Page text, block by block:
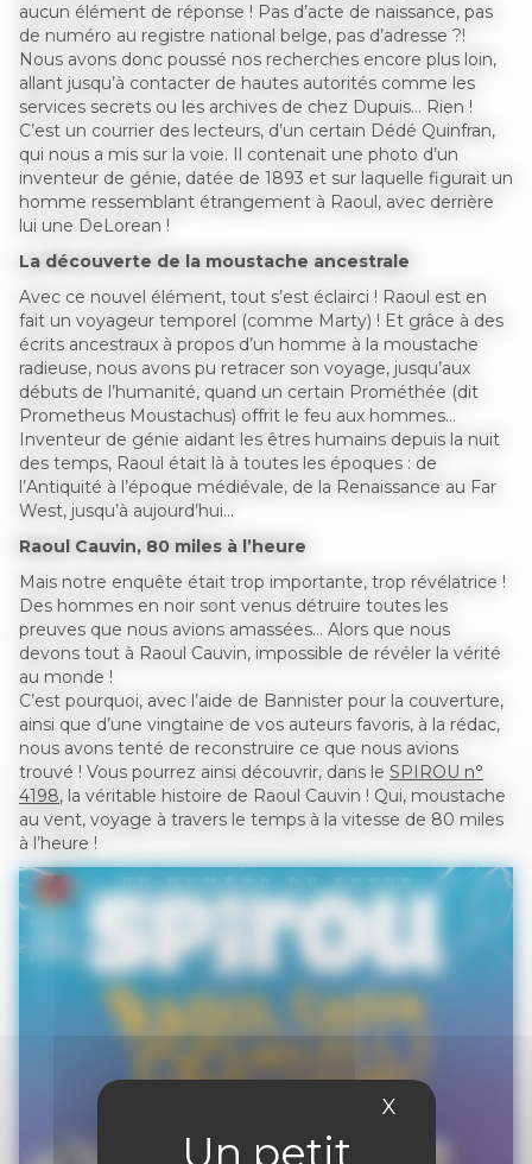
X Masquer le
aucun élément de réponse ! Pas d’acte de naissance, pas
de numéro au registre national belge, pas d’adresse ?!
Nous avons donc poussé nos recherches encore plus loin,
allant jusqu’à contacter de hautes autorités comme les
services secrets ou les archives de chez Dupuis… Rien !
C’est un courrier des lecteurs, d’un certain Dédé Quinfran,
qui nous a mis sur la voie. Il contenait une photo d’un
inventeur de génie, datée de 1893 et sur laquelle figurait un
homme ressemblant étrangement à Raoul, avec derrière
lui une DeLorean !
La découverte de la moustache ancestrale
Avec ce nouvel élément, tout s’est éclairci ! Raoul est en
fait un voyageur temporel (comme Marty) ! Et grâce à des
écrits ancestraux à propos d’un homme à la moustache
radieuse, nous avons pu retracer son voyage, jusqu’aux
débuts de l’humanité, quand un certain Prométhée (dit
Prometheus Moustachus) offrit le feu aux hommes…
Inventeur de génie aidant les êtres humains depuis la nuit
des temps, Raoul était là à toutes les époques : de
l’Antiquité à l’époque médiévale, de la Renaissance au Far
West, jusqu’à aujourd’hui…
Raoul Cauvin, 80 miles à l’heure
Mais notre enquête était trop importante, trop révélatrice !
Des hommes en noir sont venus détruire toutes les
preuves que nous avions amassées… Alors que nous
devons tout à Raoul Cauvin, impossible de révéler la vérité
au monde !
C’est pourquoi, avec l’aide de Bannister pour la couverture,
ainsi que d’une vingtaine de vos auteurs favoris, à la rédac,
nous avons tenté de reconstruire ce que nous avions
trouvé ! Vous pourrez ainsi découvrir, dans le SPIROU n°
4198, la véritable histoire de Raoul Cauvin ! Qui, moustache
au vent, voyage à travers le temps à la vitesse de 80 miles
à l’heure !